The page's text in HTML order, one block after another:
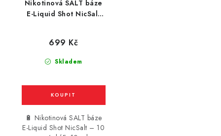
Nikotinová SALT báze
E-Liquid Shot NicSalt
Skladem
699 Kč
🔋 Nikotinová SALT báze
E-Liquid Shot NicSalt – 10